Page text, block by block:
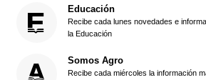
Educación
Recibe cada lunes novedades e
la Educación
Somos Agro
Recibe cada miércoles la información